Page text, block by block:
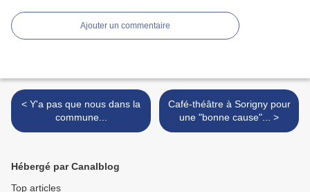
Ajouter un commentaire
< Y'a pas que nous dans la
commune...
Café-théâtre à Sorigny pour
une "bonne cause"... >
Hébergé par Canalblog
Top articles